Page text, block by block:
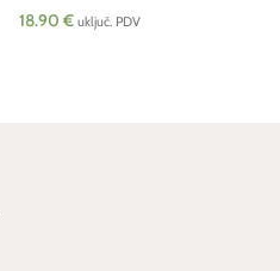
18.90 € uključ. PDV